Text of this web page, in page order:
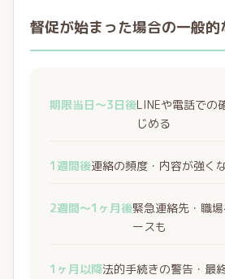
督促が始まった場合の一般的
期限当日〜3日後LINEや電話での
じめる
1週間後連絡の頻度・内容が強く
2週間〜1ヶ月後緊急連絡先・職
ースも
1ヶ月以降法的手続きの警告・最